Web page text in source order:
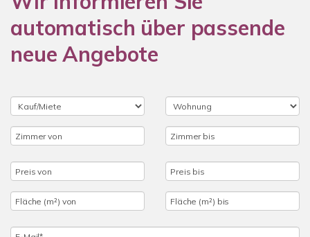
automatisch über passende
neue Angebote